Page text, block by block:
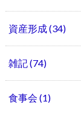
資産形成(34)
雑記 (74)
食事会 (1)